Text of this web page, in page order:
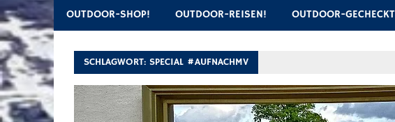
OUTDOOR-SHOP! OUTDOOR-REISEN! OUTDOOR-
SCHLAGWORT: SPECIAL #AUFNACHMV